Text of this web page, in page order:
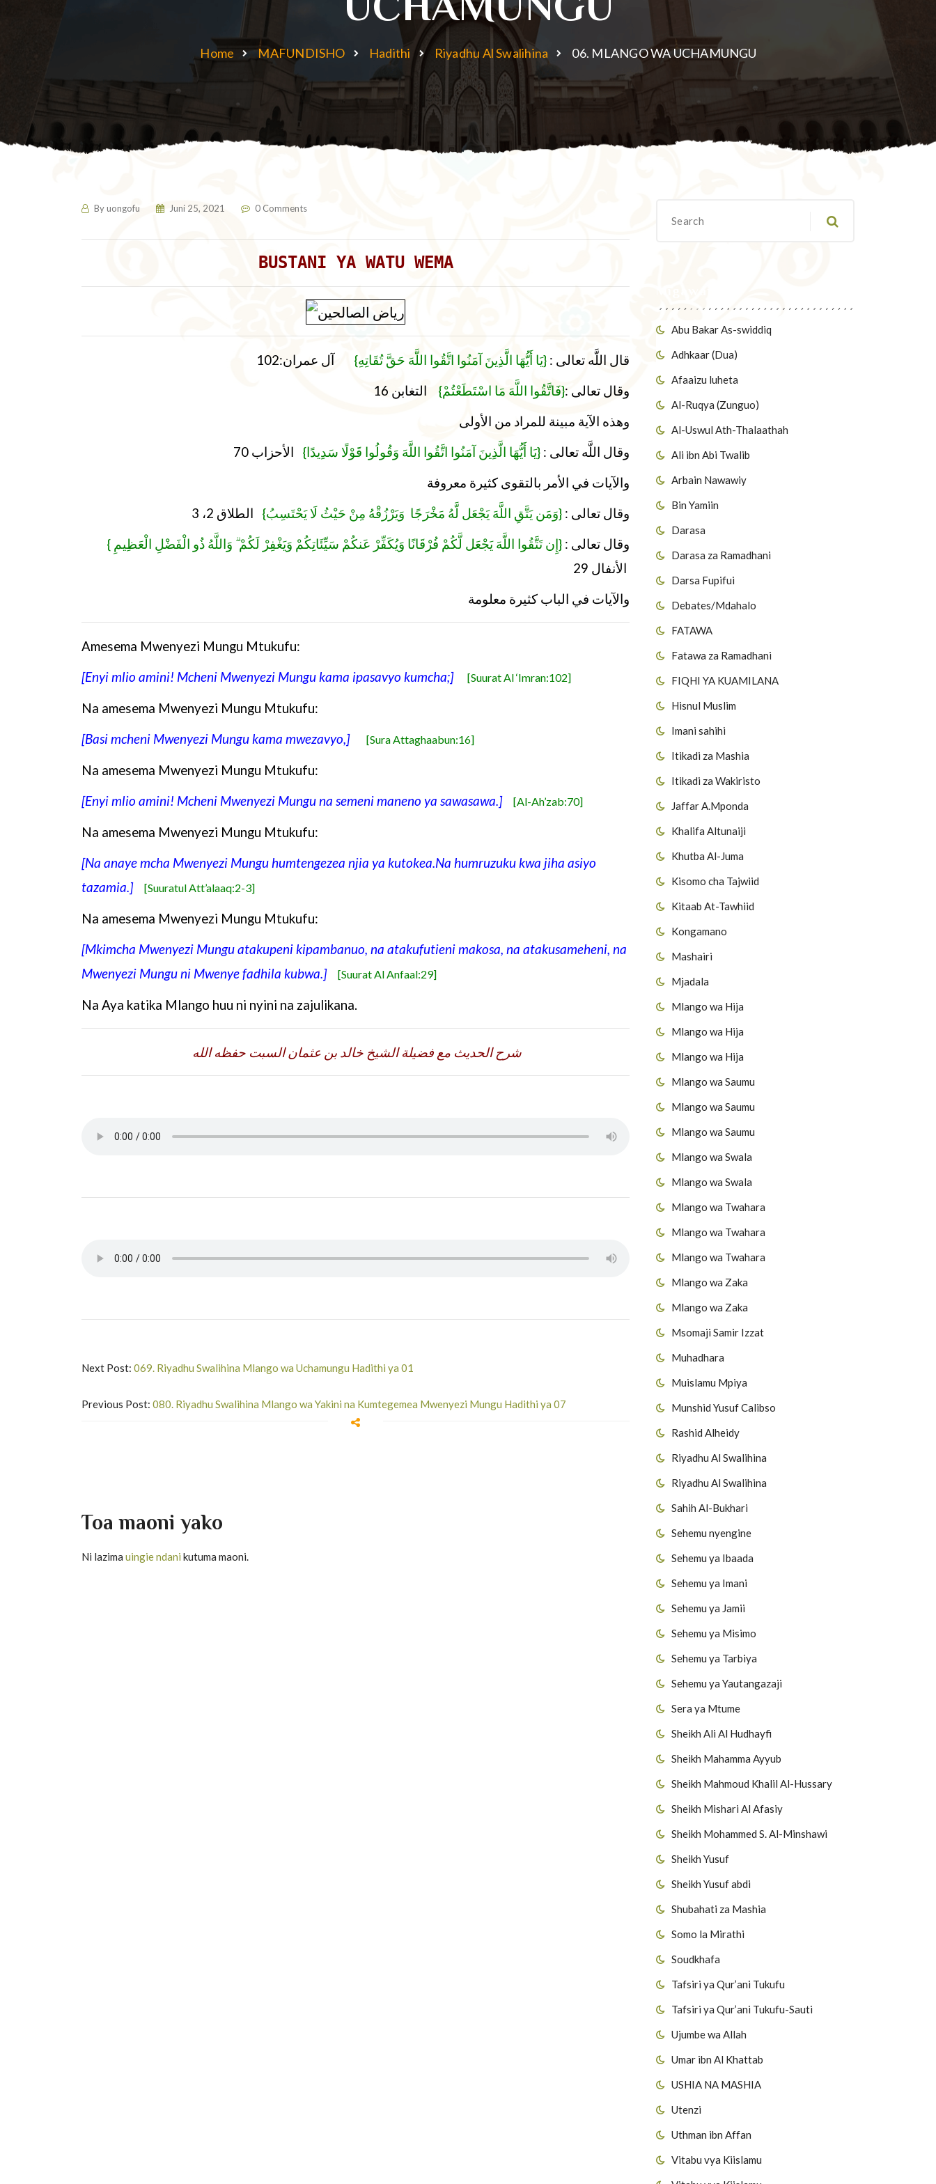
Home MAFUNDISHO Hadithi Riyadhu Al Swalihina 06. MLANGO WA UCHAMUNGU
Abu Bakar As-swiddiq
Adhkaar (Dua)
Afaaizu luheta
Al-Ruqya (Zunguo)
Al-Uswul Ath-Thalaathah
Ali ibn Abi Twalib
Arbain Nawawiy
Bin Yamiin
Darasa
Darasa za Ramadhani
Darsa Fupifui
Debates/Mdahalo
FATAWA
Fatawa za Ramadhani
FIQHI YA KUAMILANA
Hisnul Muslim
Imani sahihi
Itikadi za Mashia
Itikadi za Wakiristo
Jaffar A.Mponda
Khalifa Altunaiji
Khutba Al-Juma
Kisomo cha Tajwiid
Kitaab At-Tawhiid
Kongamano
Mashairi
Mjadala
Mlango wa Hija
Mlango wa Hija
Mlango wa Hija
Mlango wa Saumu
Mlango wa Saumu
Mlango wa Saumu
Mlango wa Swala
Mlango wa Swala
Mlango wa Twahara
Mlango wa Twahara
Mlango wa Twahara
Mlango wa Zaka
Mlango wa Zaka
Msomaji Samir Izzat
Muhadhara
Muislamu Mpiya
Munshid Yusuf Calibso
Rashid Alheidy
Riyadhu Al Swalihina
Riyadhu Al Swalihina
Sahih Al-Bukhari
Sehemu nyengine
Sehemu ya Ibaada
Sehemu ya Imani
Sehemu ya Jamii
Sehemu ya Misimo
Sehemu ya Tarbiya
Sehemu ya Yautangazaji
Sera ya Mtume
Sheikh Ali Al Hudhayfi
Sheikh Mahamma Ayyub
Sheikh Mahmoud Khalil Al-Hussary
Sheikh Mishari Al Afasiy
Sheikh Mohammed S. Al-Minshawi
Sheikh Yusuf
Sheikh Yusuf abdi
Shubahati za Mashia
Somo la Mirathi
Soudkhafa
Tafsiri ya Qur’ani Tukufu
Tafsiri ya Qur’ani Tukufu-Sauti
Ujumbe wa Allah
Umar ibn Al Khattab
USHIA NA MASHIA
Utenzi
Uthman ibn Affan
Vitabu vya Kiislamu
Byuongofu Juni 25, 2021 0 Comments
BUSTANI YA WATU WEMA
قال اللَّه تعالى : {يَا أَيُّهَا الَّذِينَ آمَنُوا اتَّقُوا اللَّهَ حَقَّ تُقَاتِهِ} آل عمران:102
وقال تعالى :{فَاتَّقُوا اللَّهَ مَا اسْتَطَعْتُمْ}
التغابن 16
وهذه الآية مبينة للمراد من الأولى
وقال اللَّه تعالى : {يَا أَيُّهَا الَّذِينَ آمَنُوا اتَّقُوا اللَّهَ وَقُولُوا قَوْلًا سَدِيدًا} الأحزاب 70
والآيات في الأمر بالتقوى كثيرة معروفة
وقال تعالى : {وَمَن يَتَّقِ اللَّهَ يَجْعَل لَّهُ مَخْرَجًا وَيَرْزُقْهُ مِنْ حَيْثُ لَا يَحْتَسِبُ} الطلاق 2، 3
وقال تعالى : {إِن تَتَّقُوا اللَّهَ يَجْعَل لَّكُمْ فُرْقَانًا وَيُكَفِّرْ عَنكُمْ سَيِّئَاتِكُمْ وَيَغْفِرْ لَكُمْ ۗ وَاللَّهُ ذُو الْفَضْلِ الْعَظِيمِ }
الأنفال 29
والآيات في الباب كثيرة معلومة
Amesema Mwenyezi Mungu Mtukufu:
[Enyi mlio amini! Mcheni Mwenyezi Mungu kama ipasavyo kumcha;]
[Suurat Al ‘Imran:102]
Na amesema Mwenyezi Mungu Mtukufu:
[Basi mcheni Mwenyezi Mungu kama mwezavyo,]
[Sura Attaghaabun:16]
Na amesema Mwenyezi Mungu Mtukufu:
[Enyi mlio amini! Mcheni Mwenyezi Mungu na semeni maneno ya sawasawa.]
[Al-Ah’zab:70]
Na amesema Mwenyezi Mungu Mtukufu:
[Na anaye mcha Mwenyezi Mungu humtengezea njia ya kutokea.Na humruzuku kwa jiha asiyo
tazamia.]
[Suuratul Att’alaaq:2-3]
Na amesema Mwenyezi Mungu Mtukufu:
[Mkimcha Mwenyezi Mungu atakupeni kipambanuo, na atakufutieni makosa, na atakusameheni, na
Mwenyezi Mungu ni Mwenye fadhila kubwa.]
[Suurat Al Anfaal:29]
Na Aya katika Mlango huu ni nyini na zajulikana.
شرح الحديث مع فضيلة الشيخ خالد بن عثمان السبت حفظه الله
Next Post: 069. Riyadhu Swalihina Mlango wa Uchamungu Hadithi ya 01
Previous Post: 080. Riyadhu Swalihina Mlango wa Yakini na Kumtegemea Mwenyezi Mungu Hadithi ya 07
Toa maoni yako
Ni lazima uingie ndani kutuma maoni.